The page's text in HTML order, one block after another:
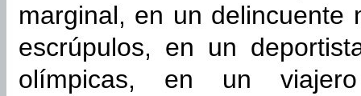
marginal, en un
escrúpulos, en un
olímpicas, en un